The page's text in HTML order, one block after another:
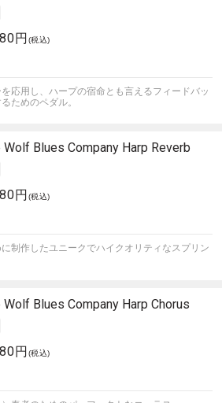
円 (税込)
応用し、ハープの宿命とも言えるフィードバッ
ためのペダル。
Wolf Blues Company Harp Reverb
円 (税込)
制作したユニークでハイクオリティなスプリン
Wolf Blues Company Harp Chorus
円 (税込)